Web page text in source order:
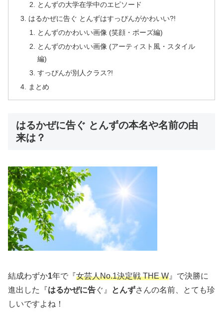
とんずの大学在学中のエピソード
はるかぜに告ぐ とんずはすっぴんがかわいい?!
とんずのかわいい画像 (笑顔・ポーズ編)
とんずのかわいい画像 (アーティスト風・スタイル
編)
すっぴんが別人クラス?!
まとめ
はるかぜに告ぐ とんずの本名や名前の由
来は？
結成わずか1年で『女芸人No.1決定戦 THE W』で決勝に
進出した『はるかぜに告ぐ』 とんずさんの名前、とても珍
しいですよね！